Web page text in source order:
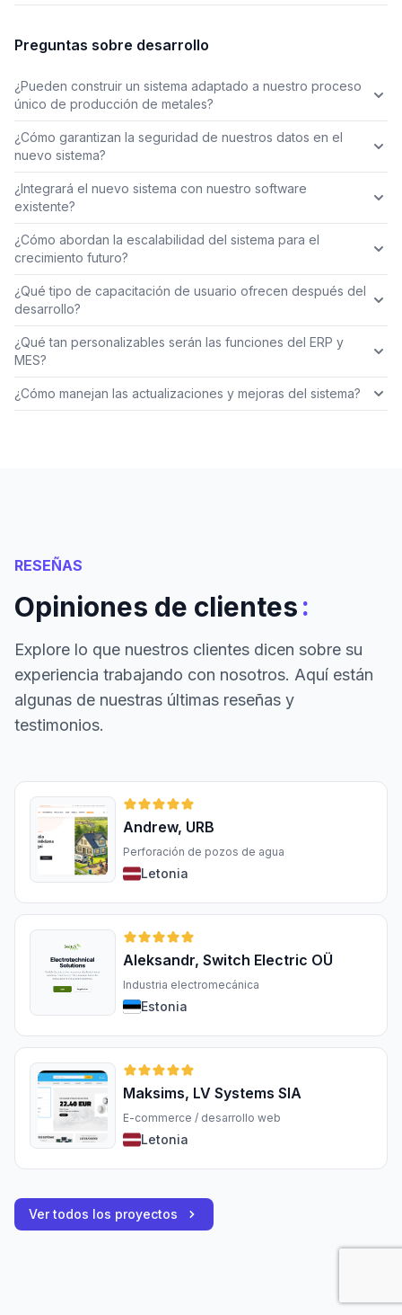
Preguntas sobre desarrollo
¿Pueden construir un sistema adaptado a nuestro proceso
único de producción de metales?
¿Cómo garantizan la seguridad de nuestros datos en el
nuevo sistema?
¿Integrará el nuevo sistema con nuestro software
existente?
¿Cómo abordan la escalabilidad del sistema para el
crecimiento futuro?
¿Qué tipo de capacitación de usuario ofrecen después del
desarrollo?
¿Qué tan personalizables serán las funciones del ERP y
MES?
¿Cómo manejan las actualizaciones y mejoras del sistema?
RESEÑAS
Opiniones de clientes:
Explore lo que nuestros clientes dicen sobre su
experiencia trabajando con nosotros. Aquí están
algunas de nuestras últimas reseñas y
testimonios.
Andrew, URB
Perforación de pozos de agua
Letonia
Aleksandr, Switch Electric OÜ
Industria electromecánica
Estonia
Maksims, LV Systems SIA
E-commerce / desarrollo web
Letonia
Ver todos los proyectos